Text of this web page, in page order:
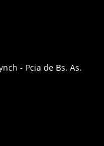
- Pcia de Bs. As.